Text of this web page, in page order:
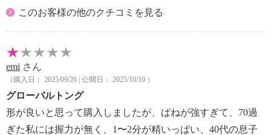
このお客様の他のクチコミを見る
emi さん
（購入日： 2025/09/26 | 公開日： 2025/10/10 ）
グローバルトング
形が良いと思って購入しましたが、ばねが強すぎて、70過
ぎた私には握力が無く、1〜2分が精いっぱい、40代の息子